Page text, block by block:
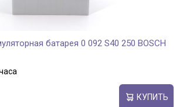
батарея 0 092 S40 250 BOSCH
КУПИТЬ